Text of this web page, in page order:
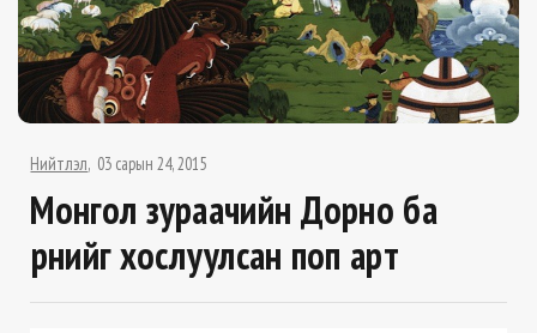
Нийтлэл 03 сарын 24, 2015
Монгол зураачийн Дорно ба
Өрнийг хослуулсан поп арт